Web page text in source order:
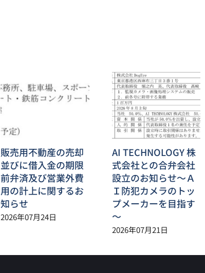
販売用不動産の売却
並びに借入金の期限
前弁済及び営業外費
用の計上に関するお
知らせ
2026年07月24日
AI TECHNOLOGY 株
式会社との合弁会社
設立のお知らせ～Ａ
Ｉ防犯カメラのトッ
プメーカーを目指す
～
2026年07月21日